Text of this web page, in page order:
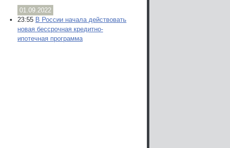
01.09.2022
23:55 В России начала действовать
новая бессрочная кредитно-
ипотечная программа